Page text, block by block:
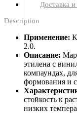
Доставка и
Description
Применение:
2.0.
Описание:
этилена с
компаундах,
формования и
стойкость к
низких